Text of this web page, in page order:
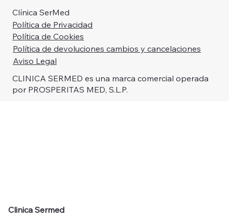
Clínica SerMed
Política de Privacidad
Aviso Legal
Política de Cookies
Política de devoluciones cambios y cancelaciones
CLINICA SERMED es una marca comercial operada
por PROSPERITAS MED, S.L.P.
Clinica Sermed